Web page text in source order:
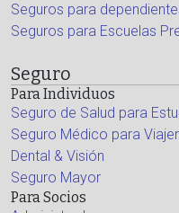
Seguros para
Seguros para Escuelas
Seguro
Para Individuos
Seguro de Salud para
Seguro Médico para
Dental & Visión
Seguro Mayor
Para Socios